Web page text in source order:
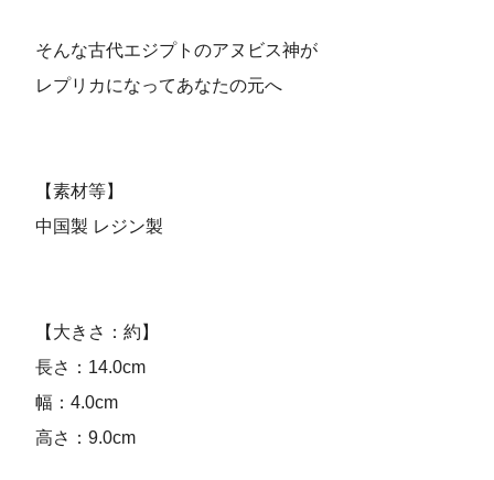
そんな古代エジプトのアヌビス神が
レプリカになってあなたの元へ
【素材等】
中国製 レジン製
【大きさ：約】
長さ：14.0cm
幅：4.0cm
高さ：9.0cm